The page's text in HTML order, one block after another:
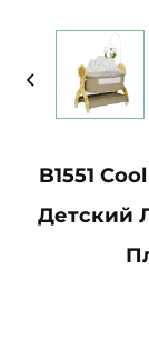
B1551
Детский